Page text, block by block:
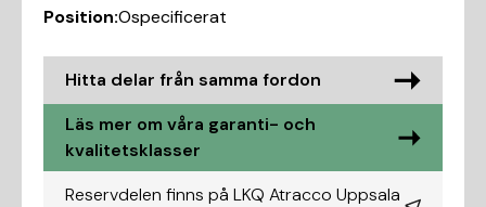
Position:Ospecificerat
Hitta delar från samma fordon
Läs mer om våra garanti- och
kvalitetsklasser
Reservdelen finns på LKQ Atracco Uppsala